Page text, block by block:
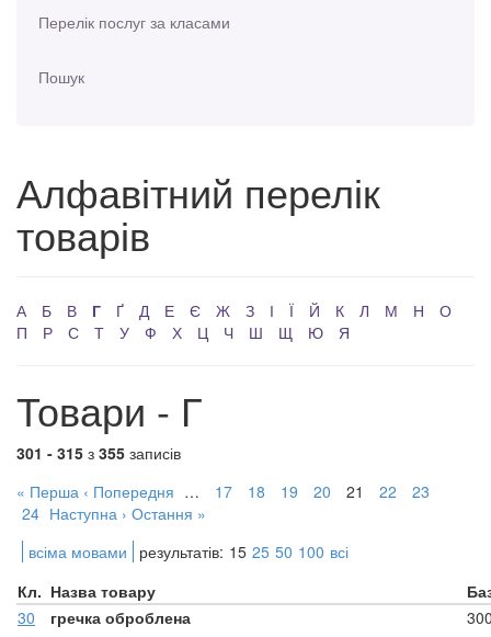
Перелік послуг за класами
Пошук
Алфавітний перелік
товарів
А Б В Г Ґ Д Е Є Ж З І Ї Й К Л М Н
О
П
Р С Т У Ф Х Ц Ч Ш Щ Ю Я
Товари - Г
301 - 315 з 355 записів
« Перша ‹ Попередня … 17 18 19 20 21 22
23
24 Наступна › Остання »
всіма мовами
результатів: 15 25 50 100 всі
Кл. Назва товару
30
гречка оброблена